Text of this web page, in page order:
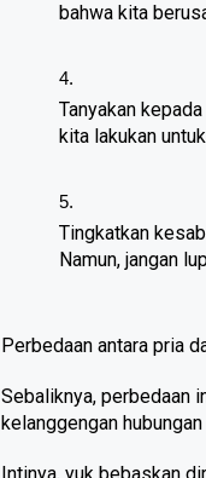
bahwa kita
Tanyakan
kita lakukan
Tingkatkan
Namun, jangan
Perbedaan antara pria
Sebaliknya, perbedaan
kelanggengan